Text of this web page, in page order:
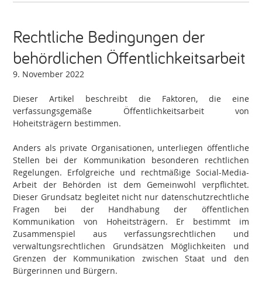
Rechtliche Bedingungen der
behördlichen Öffentlichkeitsarbeit
9. November 2022
Dieser Artikel beschreibt die Faktoren, die eine
verfassungsgemäße Öffentlichkeitsarbeit von
Hoheitsträgern bestimmen.
Anders als private Organisationen, unterliegen öffentliche
Stellen bei der Kommunikation besonderen rechtlichen
Regelungen. Erfolgreiche und rechtmäßige Social-Media-
Arbeit der Behörden ist dem Gemeinwohl verpflichtet.
Dieser Grundsatz begleitet nicht nur datenschutzrechtliche
Fragen bei der Handhabung der öffentlichen
Kommunikation von Hoheitsträgern. Er bestimmt im
Zusammenspiel aus verfassungsrechtlichen und
verwaltungsrechtlichen Grundsätzen Möglichkeiten und
Grenzen der Kommunikation zwischen Staat und den
Bürgerinnen und Bürgern.